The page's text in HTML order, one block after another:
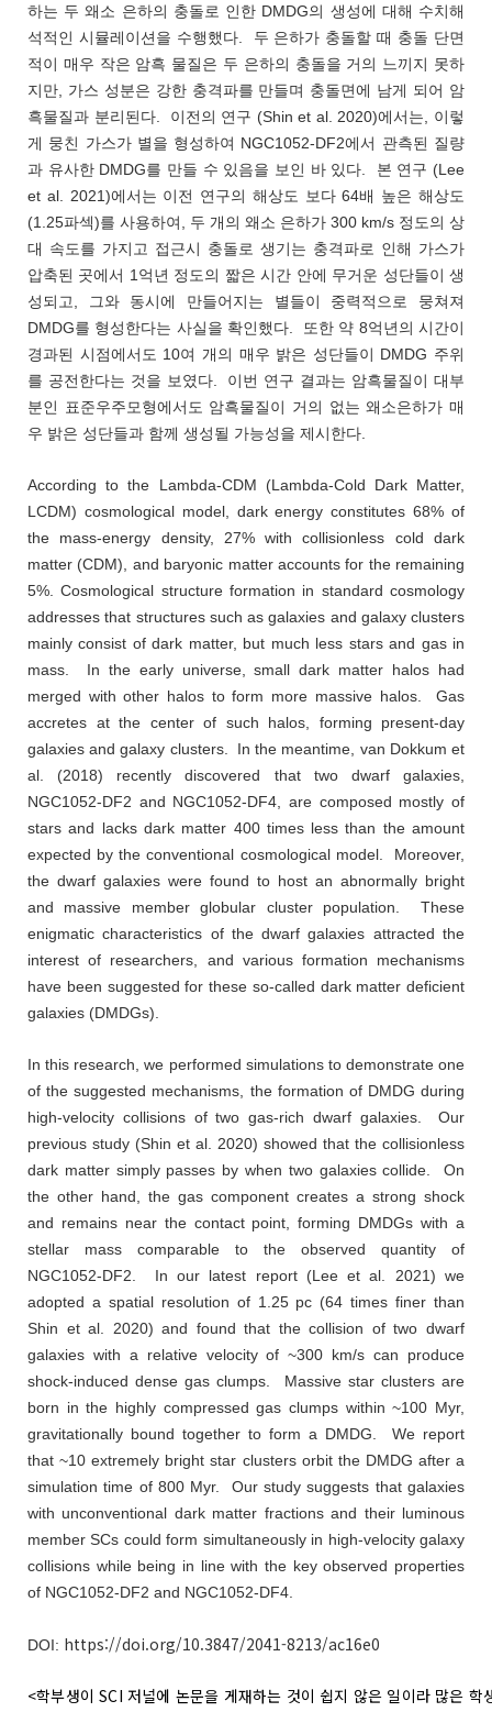
하는 두 왜소 은하의 충돌로 인한 DMDG의 생성에 대해 수치해
석적인 시뮬레이션을 수행했다. 두 은하가 충돌할 때 충돌 단면
적이 매우 작은 암흑 물질은 두 은하의 충돌을 거의 느끼지 못하
지만, 가스 성분은 강한 충격파를 만들며 충돌면에 남게 되어 암
흑물질과 분리된다. 이전의 연구 (Shin et al. 2020)에서는, 이렇
게 뭉친 가스가 별을 형성하여 NGC1052-DF2에서 관측된 질량
과 유사한 DMDG를 만들 수 있음을 보인 바 있다. 본 연구 (Lee
et al. 2021)에서는 이전 연구의 해상도 보다 64배 높은 해상도
(1.25파섹)를 사용하여, 두 개의 왜소 은하가 300 km/s 정도의 상
대 속도를 가지고 접근시 충돌로 생기는 충격파로 인해 가스가
압축된 곳에서 1억년 정도의 짧은 시간 안에 무거운 성단들이 생
성되고, 그와 동시에 만들어지는 별들이 중력적으로 뭉쳐져
DMDG를 형성한다는 사실을 확인했다. 또한 약 8억년의 시간이
경과된 시점에서도 10여 개의 매우 밝은 성단들이 DMDG 주위
를 공전한다는 것을 보였다. 이번 연구 결과는 암흑물질이 대부
분인 표준우주모형에서도 암흑물질이 거의 없는 왜소은하가 매
우 밝은 성단들과 함께 생성될 가능성을 제시한다.
According to the Lambda-CDM (Lambda-Cold Dark Matter,
LCDM) cosmological model, dark energy constitutes 68% of
the mass-energy density, 27% with collisionless cold dark
matter (CDM), and baryonic matter accounts for the remaining
5%. Cosmological structure formation in standard cosmology
addresses that structures such as galaxies and galaxy clusters
mainly consist of dark matter, but much less stars and gas in
mass. In the early universe, small dark matter halos had
merged with other halos to form more massive halos. Gas
accretes at the center of such halos, forming present-day
galaxies and galaxy clusters. In the meantime, van Dokkum et
al. (2018) recently discovered that two dwarf galaxies,
NGC1052-DF2 and NGC1052-DF4, are composed mostly of
stars and lacks dark matter 400 times less than the amount
expected by the conventional cosmological model. Moreover,
the dwarf galaxies were found to host an abnormally bright
and massive member globular cluster population. These
enigmatic characteristics of the dwarf galaxies attracted the
interest of researchers, and various formation mechanisms
have been suggested for these so-called dark matter deficient
galaxies (DMDGs).
In this research, we performed simulations to demonstrate one
of the suggested mechanisms, the formation of DMDG during
high-velocity collisions of two gas-rich dwarf galaxies. Our
previous study (Shin et al. 2020) showed that the collisionless
dark matter simply passes by when two galaxies collide. On
the other hand, the gas component creates a strong shock
and remains near the contact point, forming DMDGs with a
stellar mass comparable to the observed quantity of
NGC1052-DF2. In our latest report (Lee et al. 2021) we
adopted a spatial resolution of 1.25 pc (64 times finer than
Shin et al. 2020) and found that the collision of two dwarf
galaxies with a relative velocity of ~300 km/s can produce
shock-induced dense gas clumps. Massive star clusters are
born in the highly compressed gas clumps within ~100 Myr,
gravitationally bound together to form a DMDG. We report
that ~10 extremely bright star clusters orbit the DMDG after a
simulation time of 800 Myr. Our study suggests that galaxies
with unconventional dark matter fractions and their luminous
member SCs could form simultaneously in high-velocity galaxy
collisions while being in line with the key observed properties
of NGC1052-DF2 and NGC1052-DF4.
DOI: https://doi.org/10.3847/2041-8213/ac16e0
<학부생이 SCI 저널에 논문을 게재하는 것이 쉽지 않은 일이라 많은